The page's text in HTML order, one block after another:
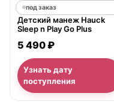
под заказ
Детский манеж Hauck
Sleep n Play Go Plus
5 490 ₽
Узнать дату
поступления